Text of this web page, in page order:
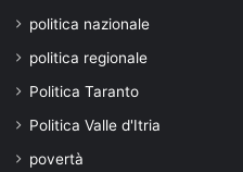
politica nazionale
politica regionale
Politica Taranto
Politica Valle d'Itria
povertà